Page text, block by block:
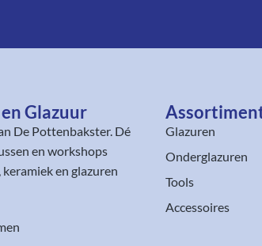
Glazuur​
De Pottenbakster. Dé
en workshops
en glazuren
Glazuren
Onderglazuren
Tools
Accessoires